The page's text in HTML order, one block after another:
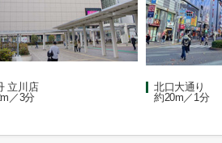
立川店
／3分
北口大通り
約20m／1分